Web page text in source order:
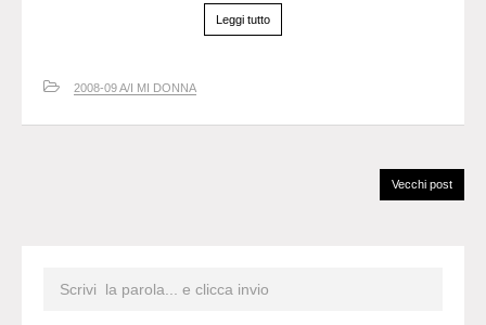
Leggi tutto
2008-09 A/I MI DONNA
Vecchi post